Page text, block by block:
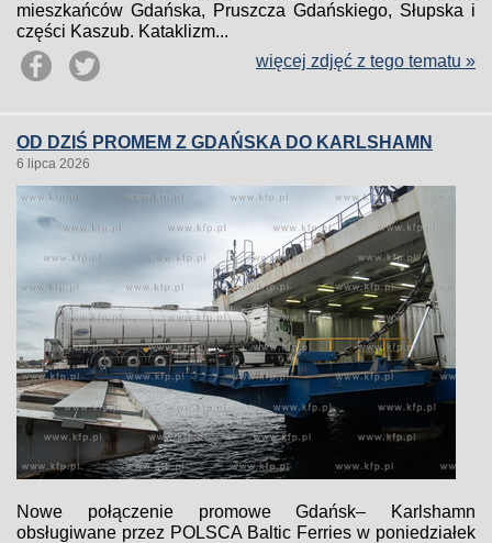
mieszkańców Gdańska, Pruszcza Gdańskiego, Słupska i
części Kaszub. Kataklizm...
więcej zdjęć z tego tematu »
OD DZIŚ PROMEM Z GDAŃSKA DO KARLSHAMN
6 lipca 2026
Nowe połączenie promowe Gdańsk– Karlshamn
obsługiwane przez POLSCA Baltic Ferries w poniedziałek